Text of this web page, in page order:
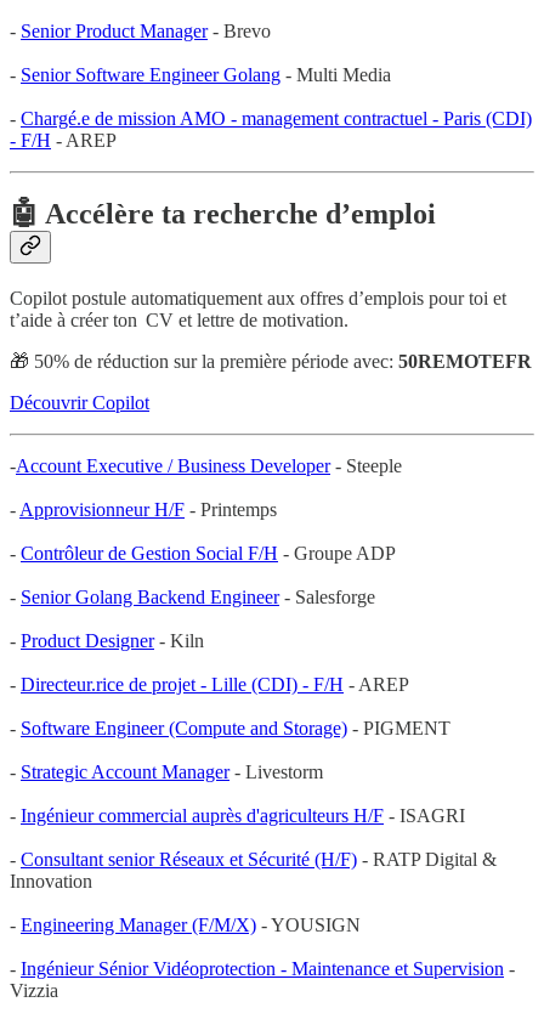
- Senior Product Manager- Brevo
- Senior Software Engineer Golang - Multi Media
- Chargé.e de mission AMO - management contractuel - Paris (CDI)
- F/H - AREP
🤖 Accélère ta recherche d’emploi
Copilot postule automatiquement aux offres d’emplois pour toi et
t’aide à créer ton CV et lettre de motivation.
🎁 50% de réduction sur la première période avec: 50REMOTEFR
Découvrir Copilot
-Account Executive / Business Developer- Steeple
- Approvisionneur H/F - Printemps
- Contrôleur de Gestion Social F/H - Groupe ADP
- Senior Golang Backend Engineer- Salesforge
- Product Designer- Kiln
- Directeur.rice de projet - Lille (CDI) - F/H - AREP
- Software Engineer (Compute and Storage) - PIGMENT
- Strategic Account Manager- Livestorm
- Ingénieur commercial auprès d'agriculteurs H/F - ISAGRI
- Consultant senior Réseaux et Sécurité (H/F) - RATP Digital &
Innovation
- Engineering Manager (F/M/X) - YOUSIGN
- Ingénieur Sénior Vidéoprotection - Maintenance et Supervision -
Vizzia